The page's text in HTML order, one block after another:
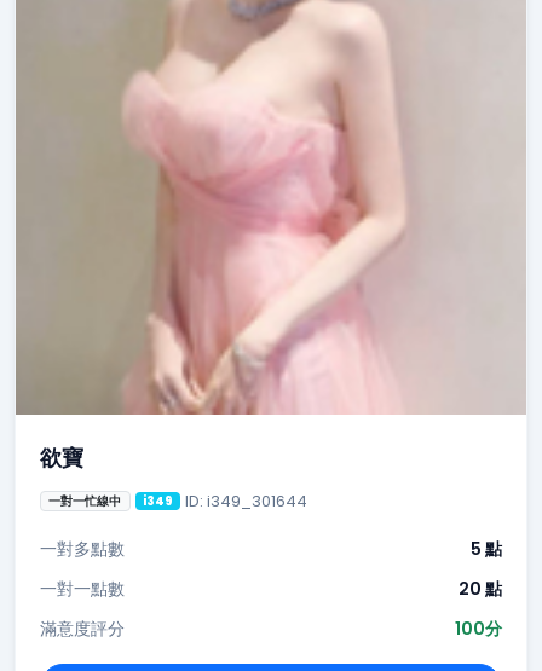
欲寶
一對一忙線中 i349 ID: i349_301644
一對多點數
5 點
一對一點數
20 點
滿意度評分
100分